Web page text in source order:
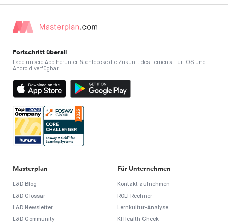
Fortschritt überall
Lade unsere App herunter & entdecke die Zukunft des Lernens. Für iOS und
Android verfügbar.
Masterplan
L&D Blog
L&D Glossar
L&D Newsletter
L&D Community
Für Unternehmen
Kontakt aufnehmen
ROLI Rechner
Lernkultur-Analyse
KI Health Check